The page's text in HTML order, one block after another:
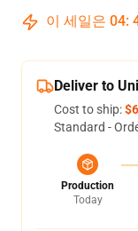
이 세일은 04:
Deliver to
Cost to ship:
Standard -
Production
Today